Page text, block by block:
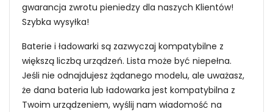
gwarancja zwrotu pieniedzy dla naszych Klientów!
Szybka wysyłka!
Baterie i ładowarki są zazwyczaj kompatybilne z
większą liczbą urządzeń. Lista może być niepełna.
Jeśli nie odnajdujesz żądanego modelu, ale uważasz,
że dana bateria lub ładowarka jest kompatybilna z
Twoim urządzeniem, wyślij nam wiadomość na